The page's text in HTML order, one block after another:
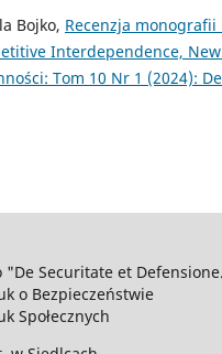
Bojko, Recenzja monografii
Interdependence, New
Tom 10 Nr 1 (2024):
"De Securitate et
o Bezpieczeństwie
Społecznych